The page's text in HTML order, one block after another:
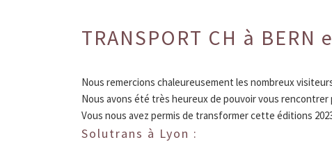
TRANSPORT CH à BERN
Nous remercions chaleureusement les nombreux
Nous avons été très heureux de pouvoir vous
Vous nous avez permis de transformer cette éditions
Solutrans à Lyon :